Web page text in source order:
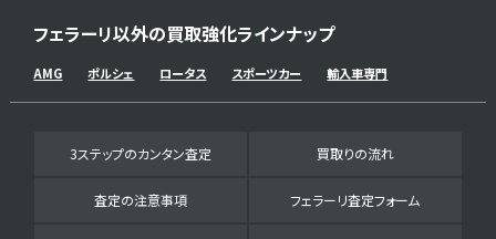
フェラーリ以外の買取強化ラインナップ
AMG ポルシェ ロータス スポーツカー 輸入車専門
3ステップのカンタン査定 買取りの流れ
査定の注意事項 フェラーリ査定フォーム